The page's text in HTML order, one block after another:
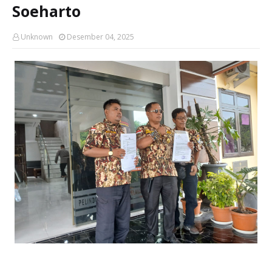
Soeharto
Unknown Desember 04, 2025